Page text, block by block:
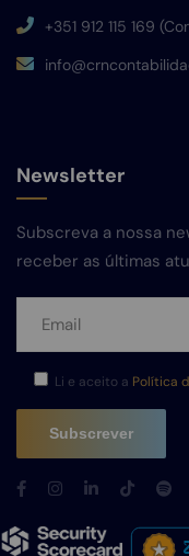
+351 912 115 169
Newsletter
Subscreva a nossa
receber as últimas
Li e aceito a Política